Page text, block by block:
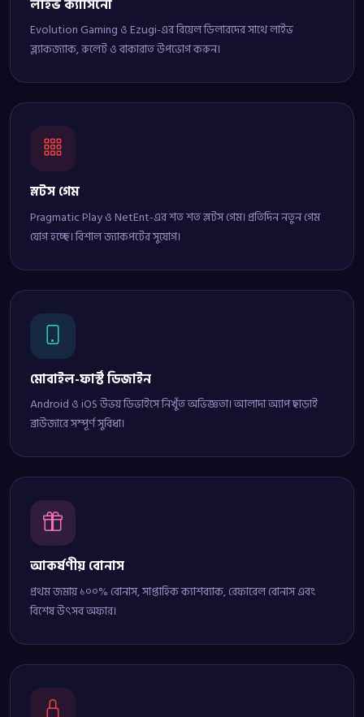
লাইভ ক্যাসিনো
Evolution Gaming ও Ezugi-এর রিয়েল ডিলারদের সাথে লাইভ
ব্ল্যাকজ্যাক, রুলেট ও বাকারাত উপভোগ করুন।
স্লটস গেম
Pragmatic Play ও NetEnt-এর শত শত স্লটস গেম। প্রতিদিন নতুন গেম
যোগ হচ্ছে। বিশাল জ্যাকপটের সুযোগ।
মোবাইল-ফার্স্ট ডিজাইন
Android ও iOS উভয় ডিভাইসে নিখুঁত অভিজ্ঞতা। আলাদা অ্যাপ ছাড়াই
ব্রাউজারে সম্পূর্ণ সুবিধা।
আকর্ষণীয় বোনাস
প্রথম জমায় ১০০% বোনাস, সাপ্তাহিক ক্যাশব্যাক, রেফারেল বোনাস এবং
বিশেষ উৎসব অফার।